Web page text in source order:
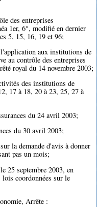
des entreprises
1er, 6°, modifié en dernier
5, 15, 16, 19 et 96;
aux institutions de
au contrôle des entreprises
royal du 14 novembre 2003;
des institutions de
17 à 18, 20 à 23, 25, 27 à
du 24 avril 2003;
du 30 avril 2003;
la demande d'avis à donner
pas un mois;
25 septembre 2003, en
coordonnées sur le
Arrête :